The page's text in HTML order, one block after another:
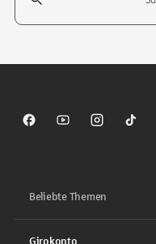
Sparkasse auf Facebook
Sparkasse auf
Sparkasse
Beliebte Themen
Girokonto